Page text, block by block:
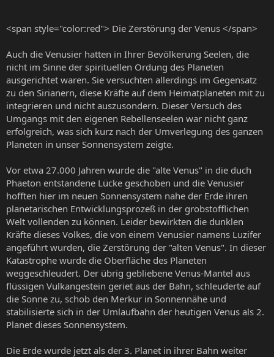
<span style="color:red"> Die Zerstörung der Venus </span>
Auch die Venusier hatten in Ihrer Bevölkerung Seelen, die
nicht im Sinne der spirituellen Ordung des Planeten
ausgerichtet waren. Sie versuchten allerdings im Gegensatz
zu den Sirianern, diese Kräfte auf dem Heimatplaneten mit zu
integrieren und nicht auszusondern. Dieser Versuch des
Umgangs mit den eigenen Rebellenseelen war nicht ganz
erfolgreich, was sich kurz nach der Umverlegung des ganzen
Planeten in unser Sonnensystem zeigte.
Vor etwa 27.000 Jahren wurde die "alte Venus" in die duch
Phaeton entstandene Lücke geschoben und die Venusier
hofften hier im neuen Sonnensystem nahe der Erde ihren
planetarischen Entwicklungsprozeß in der grobstofflichen
Welt vollenden zu können. Leider bewirkten die dunklen
Kräfte dieses Volkes, die von einem Venusier namens Luzifer
angeführt wurden, die Zerstörung der "alten Venus". In dieser
Katastrophe wurde die Oberfläche des Planeten
weggeschleudert. Der übrig gebliebene Venus-Mantel aus
flüssigen Vulkangestein geriet aus der Bahn, schleuderte auf
die Sonne zu, schob den Merkur in Sonnennähe und
stabilisierte sich in der Umlaufbahn der heutigen Venus als 2.
Planet dieses Sonnensystem.
Die Erde wurde jetzt als der 3. Planet in ihrer Bahn weiter